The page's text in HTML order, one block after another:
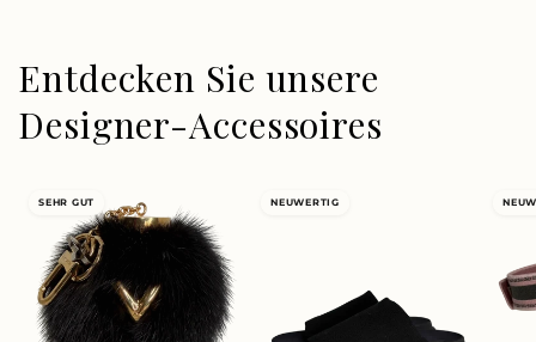
Entdecken Sie unsere
Designer-Accessoires
SEHR GUT NEUWERTIG